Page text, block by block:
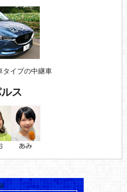
タイプの中継車
ス